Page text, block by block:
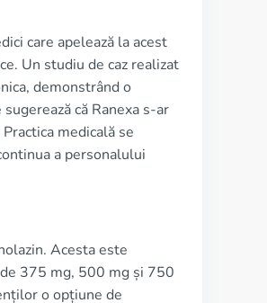
care apelează la acest
Un studiu de caz realizat
demonstrând o
că Ranexa s-ar
medicală se
a personalului
Acesta este
375 mg, 500 mg și 750
o opțiune de